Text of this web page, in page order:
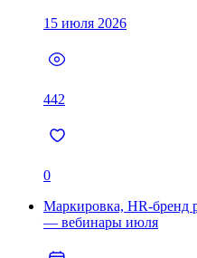
15 июля 2026
442
0
Маркировка, HR-бренд
— вебинары июля